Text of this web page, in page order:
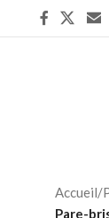
Accueil/
Pare-